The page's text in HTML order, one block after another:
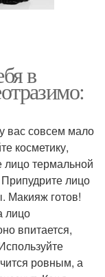
в
вас совсем мало
косметику,
лицо термальной
лицо
Макияж готов!
лицо
впитается,
ровным, а